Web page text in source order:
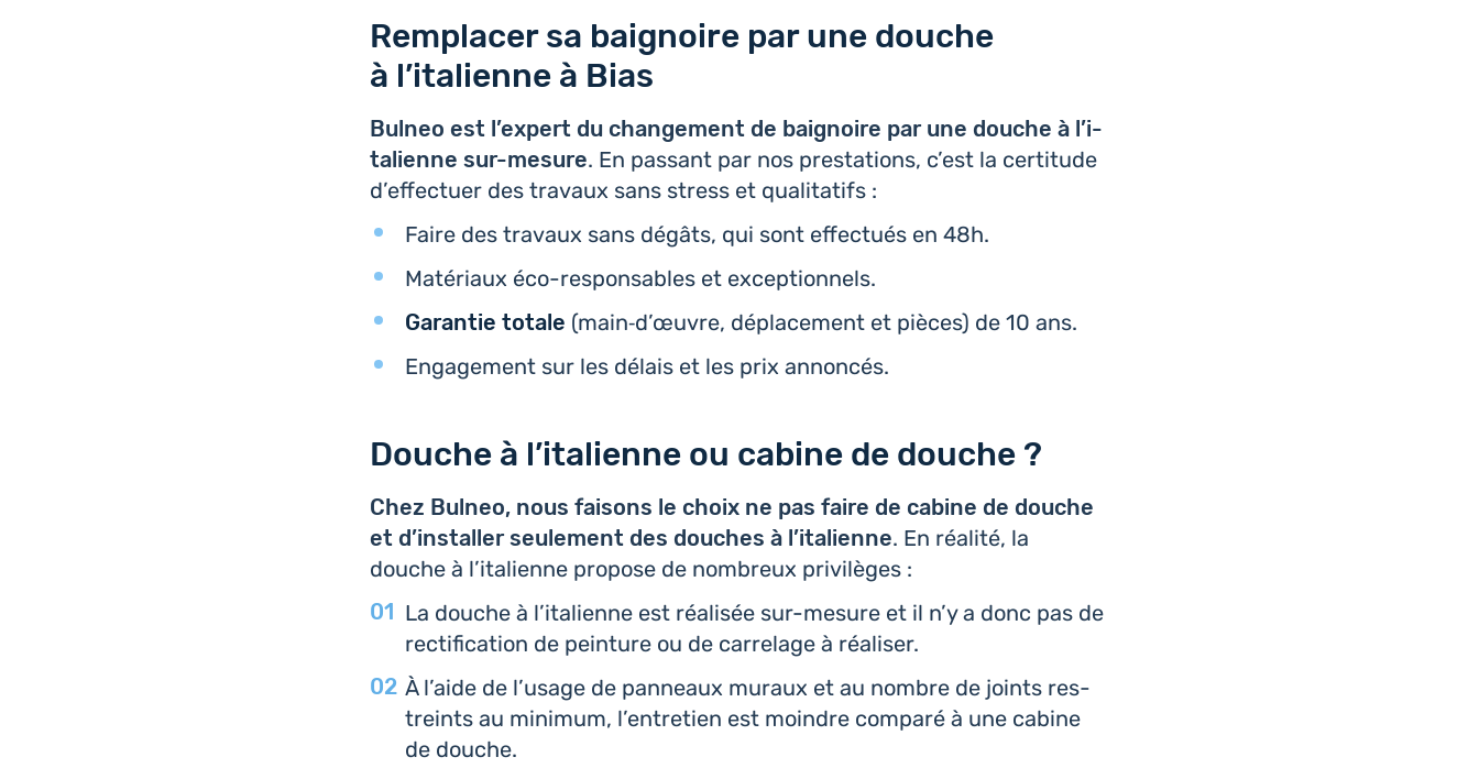
Remplacer sa baignoire par une douche
à l’italienne à Bias
Bulneo est l’ex­pert du chan­ge­ment de bai­gnoire par une douche à l’i­
ta­lienne sur-mesure. En passant par nos pres­ta­tions, c’est la cer­ti­tude
d’ef­fec­tuer des travaux sans stress et qualitatifs :
Faire des travaux sans dégâts, qui sont effec­tués en 48h.
Maté­riaux éco-res­pon­sables et exceptionnels.
Garan­tie totale (main‑d’œuvre, dépla­ce­ment et pièces) de 10 ans.
Enga­ge­ment sur les délais et les prix annoncés.
Douche à l’italienne ou cabine de douche ?
Chez Bulneo, nous faisons le choix ne pas faire de cabine de douche
et d’ins­tal­ler seule­ment des douches à l’i­ta­lienne. En réalité, la
douche à l’i­ta­lienne propose de nom­breux privilèges :
La douche à l’i­ta­lienne est réa­li­sée sur-mesure et il n’y a donc pas de
rec­ti­fi­ca­tion de pein­ture ou de car­re­lage à réaliser.
À l’aide de l’usage de pan­neaux muraux et au nombre de joints res­
treints au minimum, l’entre­tien est moindre comparé à une cabine
de douche.